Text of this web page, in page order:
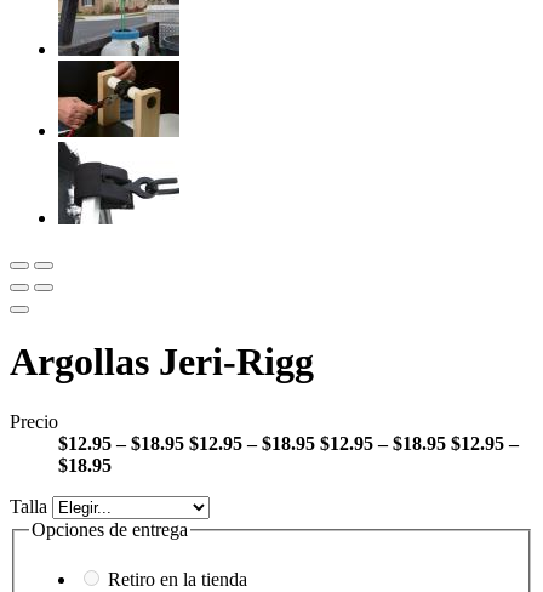
Argollas Jeri-Rigg
Precio
$12.95 – $18.95 $12.95 – $18.95 $12.95 – $18.95 $12.95 –
$18.95
Talla
Opciones de entrega
Retiro en la tienda